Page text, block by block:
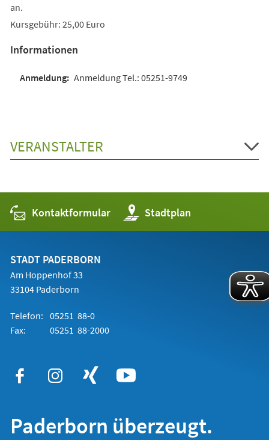
an.
Kursgebühr: 25,00 Euro
Informationen
Anmeldung Tel.: 05251-9749
VERANSTALTER
Kontaktformular Stadtplan
(Öffnet
in
einem
STADT PADERBORN
Am Hoppenhof 33
33104 Paderborn
Telefon: 05251 88-0
Fax:
05251 88-2000
Paderborn überzeugt.